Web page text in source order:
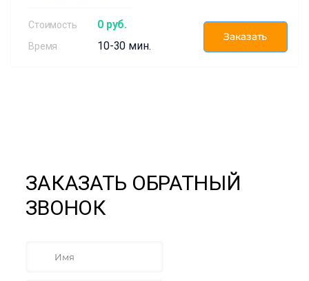
0 руб.
10-30 мин.
Заказать
ЗАКАЗАТЬ ОБРАТНЫЙ
ЗВОНОК